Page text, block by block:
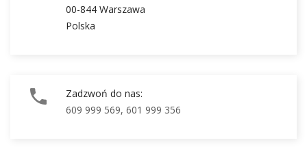
00-844 Warszawa
Polska

Zadzwoń do nas:
609 999 569, 601 999 356